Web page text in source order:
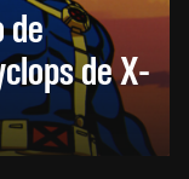
de
de X-